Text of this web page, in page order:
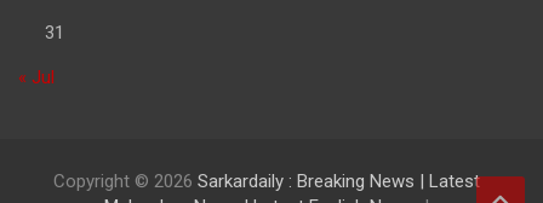
31
« Jul
Copyright © 2026 Sarkardaily : Breaking News | Latest